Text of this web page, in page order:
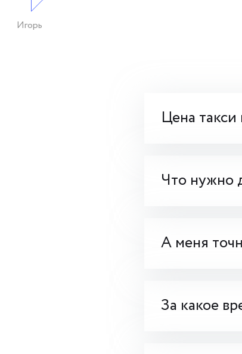
Игорь
Цена
Что нужно
А меня
За какое